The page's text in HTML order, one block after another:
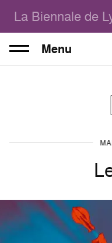
La Biennale de
Menu